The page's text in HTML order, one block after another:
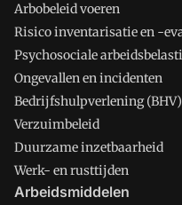
Arbobeleid voeren
Risico inventarisatie en -
Psychosociale
Ongevallen en incidenten
Bedrijfshulpverlening (BHV)
Verzuimbeleid
Duurzame inzetbaarheid
Werk- en rusttijden
Arbeidsmiddelen